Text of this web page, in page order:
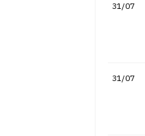
31/07
31/07